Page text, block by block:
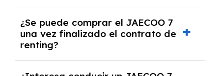
mejores ofertas de vehículos de renting con
todos los gastos incluidos y sin pagar
entradas.
¿Se puede comprar el JAECOO 7
una vez finalizado el contrato de
renting?